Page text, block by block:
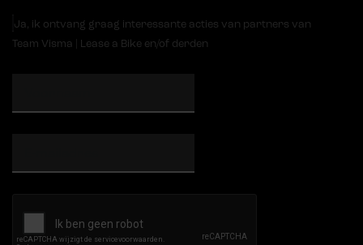
Ja, ik ontvang graag interessante acties van partners van
Team Visma | Lease a Bike en/of derden